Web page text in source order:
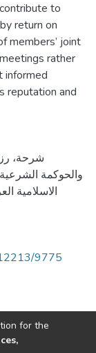
to
return on
members’ joint
rather
informed
reputation and
والحوكمة
الاسلامية
9775
for the